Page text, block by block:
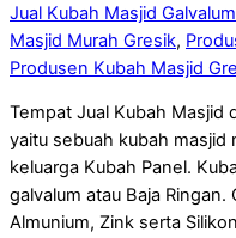
Jual Kubah Masjid
Masjid Murah Gresik,
Produsen Kubah Masjid
Tempat Jual Kubah Masjid
yaitu sebuah kubah masjid
keluarga Kubah Panel.
galvalum atau Baja
Almunium, Zink serta